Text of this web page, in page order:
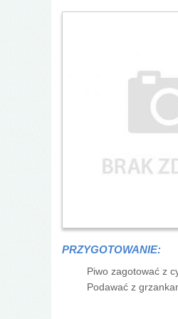
PRZYGOTOWANIE:
Piwo zagotować z
Podawać z